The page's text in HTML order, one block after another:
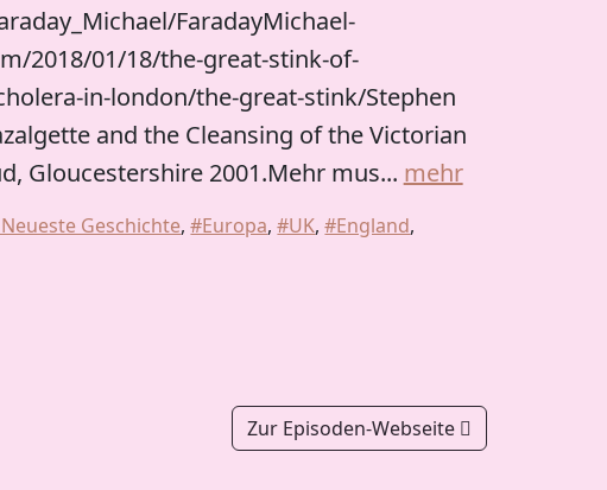
FaradayMichael-
2018/01/18/the-great-stink-of-
in-london/the-great-stink/Stephen
and the Cleansing of the Victorian
Gloucestershire 2001.Mehr mus... mehr
Geschichte,#Europa,#UK,#England,
Zur Episoden-Webseite